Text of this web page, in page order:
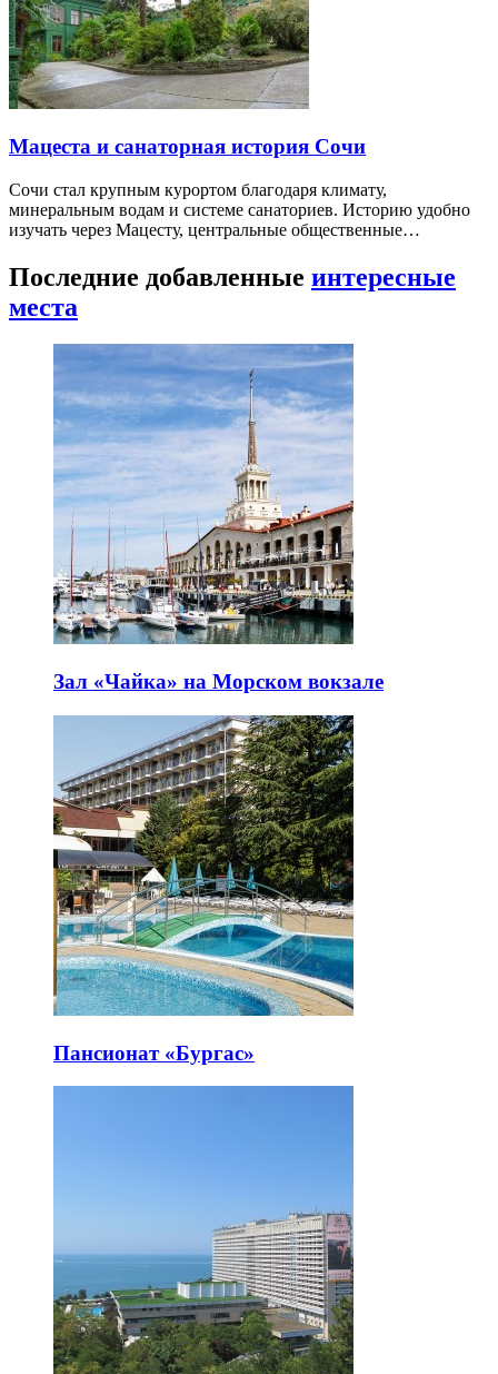
Мацеста и санаторная история Сочи
Сочи стал крупным курортом благодаря климату,
минеральным водам и системе санаториев. Историю удобно
изучать через Мацесту, центральные общественные…
Последние добавленные интересные
места
Зал «Чайка» на Морском вокзале
Пансионат «Бургас»